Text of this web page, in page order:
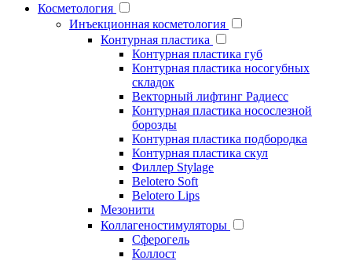
Косметология
Инъекционная косметология
Контурная пластика
Контурная пластика губ
Контурная пластика носогубных
складок
Векторный лифтинг Радиесс
Контурная пластика носослезной
борозды
Контурная пластика подбородка
Контурная пластика скул
Филлер Stylage
Belotero Soft
Belotero Lips
Мезонити
Коллагеностимуляторы
Сферогель
Коллост